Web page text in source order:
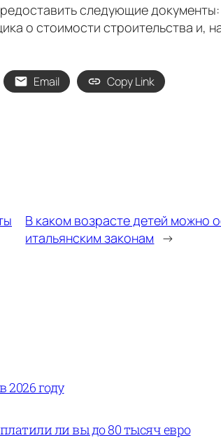
следующие документы:
о стоимости строительства и,
Email Copy Link
В каком возрасте детей можно
итальянским законам →
2026 году
ли вы до 80 тысяч евро